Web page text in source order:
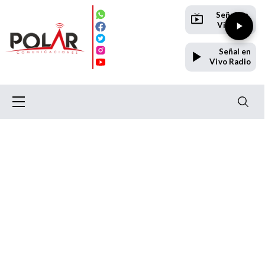
Señal en
Vivo TV
Señal en
Vivo Radio